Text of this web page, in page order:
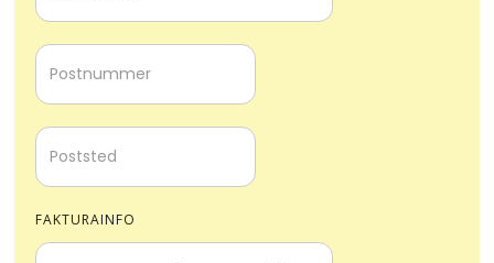
FAKTURAINFO